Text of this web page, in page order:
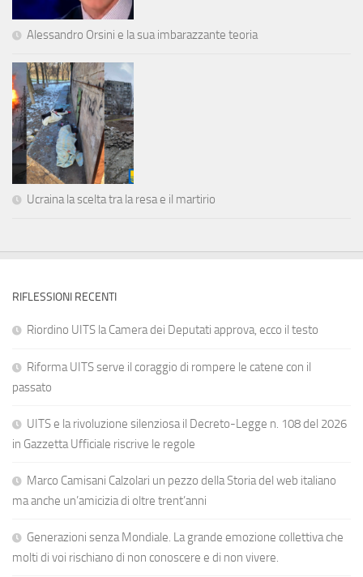
Alessandro Orsini e la sua imbarazzante teoria
Ucraina la scelta tra la resa e il martirio
RIFLESSIONI RECENTI
Riordino UITS la Camera dei Deputati approva, ecco il testo
Riforma UITS serve il coraggio di rompere le catene con il
passato
UITS e la rivoluzione silenziosa il Decreto-Legge n. 108 del 2026
in Gazzetta Ufficiale riscrive le regole
Marco Camisani Calzolari un pezzo della Storia del web italiano
ma anche un’amicizia di oltre trent’anni
Generazioni senza Mondiale. La grande emozione collettiva che
molti di voi rischiano di non conoscere e di non vivere.